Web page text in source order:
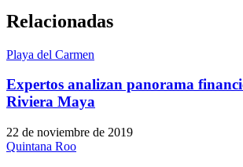
Relacionadas
Playa del Carmen
Expertos analizan panorama
Riviera Maya
22 de noviembre de 2019
Quintana Roo